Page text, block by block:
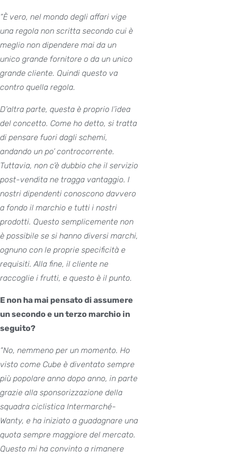
“È vero, nel mondo degli affari vige
una regola non scritta secondo cui è
meglio non dipendere mai da un
unico grande fornitore o da un unico
grande cliente. Quindi questo va
contro quella regola.
D’altra parte, questa è proprio l’idea
del concetto. Come ho detto, si tratta
di pensare fuori dagli schemi,
andando un po’ controcorrente.
Tuttavia, non c’è dubbio che il servizio
post-vendita ne tragga vantaggio. I
nostri dipendenti conoscono davvero
a fondo il marchio e tutti i nostri
prodotti. Questo semplicemente non
è possibile se si hanno diversi marchi,
ognuno con le proprie specificità e
requisiti. Alla fine, il cliente ne
raccoglie i frutti, e questo è il punto.
E non ha mai pensato di assumere
un secondo e un terzo marchio in
seguito?
“No, nemmeno per un momento. Ho
visto come Cube è diventato sempre
più popolare anno dopo anno, in parte
grazie alla sponsorizzazione della
squadra ciclistica Intermarché-
Wanty, e ha iniziato a guadagnare una
quota sempre maggiore del mercato.
Questo mi ha convinto a rimanere